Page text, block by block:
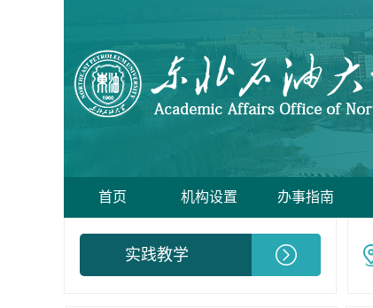
首页 机构设置 办事指南
实践教学